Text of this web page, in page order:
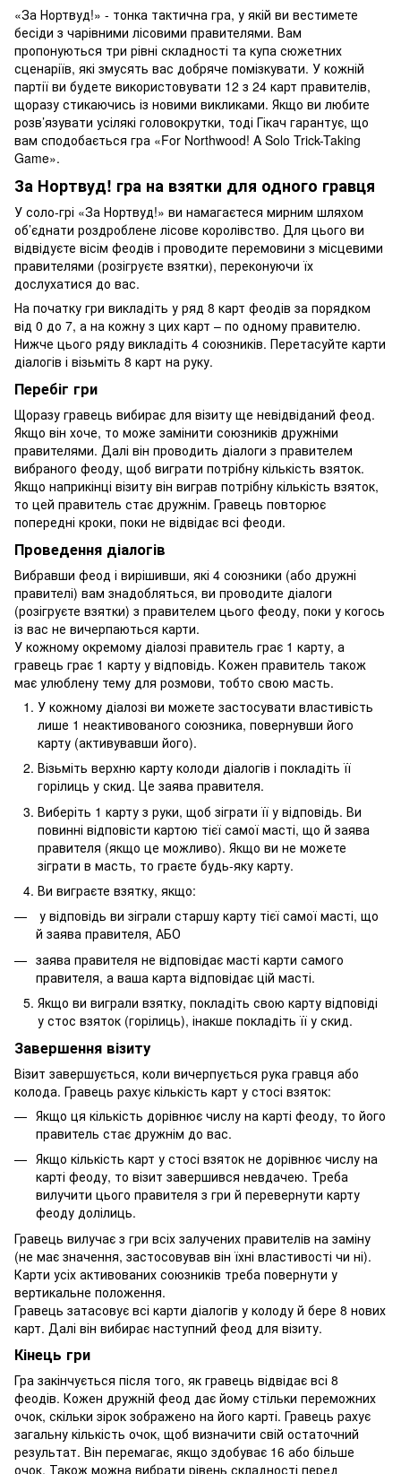
«За Нортвуд!» - тонка тактична гра, у якій ви вестимете
бесіди з чарівними лісовими правителями. Вам
пропонуються три рівні складності та купа сюжетних
сценаріїв, які змусять вас добряче помізкувати. У кожній
партії ви будете використовувати 12 з 24 карт правителів,
щоразу стикаючись із новими викликами. Якщо ви любите
розв’язувати усілякі головокрутки, тоді Гікач гарантує, що
вам сподобається гра «For Northwood! A Solo Trick-Taking
Game».
За Нортвуд! гра на взятки для одного гравця
У соло-грі «За Нортвуд!» ви намагаєтеся мирним шляхом
об’єднати роздроблене лісове королівство. Для цього ви
відвідуєте вісім феодів і проводите перемовини з місцевими
правителями (розігруєте взятки), переконуючи їх
дослухатися до вас.
На початку гри викладіть у ряд 8 карт феодів за порядком
від 0 до 7, а на кожну з цих карт – по одному правителю.
Нижче цього ряду викладіть 4 союзників. Перетасуйте карти
діалогів і візьміть 8 карт на руку.
Перебіг гри
Щоразу гравець вибирає для візиту ще невідвіданий феод.
Якщо він хоче, то може замінити союзників дружніми
правителями. Далі він проводить діалоги з правителем
вибраного феоду, щоб виграти потрібну кількість взяток.
Якщо наприкінці візиту він виграв потрібну кількість взяток,
то цей правитель стає дружнім. Гравець повторює
попередні кроки, поки не відвідає всі феоди.
Проведення діалогів
Вибравши феод і вирішивши, які 4 союзники (або дружні
правителі) вам знадобляться, ви проводите діалоги
(розігруєте взятки) з правителем цього феоду, поки у когось
із вас не вичерпаються карти.
У кожному окремому діалозі правитель грає 1 карту, а
гравець грає 1 карту у відповідь. Кожен правитель також
має улюблену тему для розмови, тобто свою масть.
У кожному діалозі ви можете застосувати властивість
лише 1 неактивованого союзника, повернувши його
карту (активувавши його).
Візьміть верхню карту колоди діалогів і покладіть її
горілиць у скид. Це заява правителя.
Виберіть 1 карту з руки, щоб зіграти її у відповідь. Ви
повинні відповісти картою тієї самої масті, що й заява
правителя (якщо це можливо). Якщо ви не можете
зіграти в масть, то граєте будь-яку карту.
Ви виграєте взятку, якщо:
у відповідь ви зіграли старшу карту тієї самої масті, що
й заява правителя, АБО
заява правителя не відповідає масті карти самого
правителя, а ваша карта відповідає цій масті.
Якщо ви виграли взятку, покладіть свою карту відповіді
у стос взяток (горілиць), інакше покладіть її у скид.
Завершення візиту
Візит завершується, коли вичерпується рука гравця або
колода. Гравець рахує кількість карт у стосі взяток:
Якщо ця кількість дорівнює числу на карті феоду, то його
правитель стає дружнім до вас.
Якщо кількість карт у стосі взяток не дорівнює числу на
карті феоду, то візит завершився невдачею. Треба
вилучити цього правителя з гри й перевернути карту
феоду долілиць.
Гравець вилучає з гри всіх залучених правителів на заміну
(не має значення, застосовував він їхні властивості чи ні).
Карти усіх активованих союзників треба повернути у
вертикальне положення.
Гравець затасовує всі карти діалогів у колоду й бере 8 нових
карт. Далі він вибирає наступний феод для візиту.
Кінець гри
Гра закінчується після того, як гравець відвідає всі 8
феодів. Кожен дружній феод дає йому стільки переможних
очок, скільки зірок зображено на його карті. Гравець рахує
загальну кількість очок, щоб визначити свій остаточний
результат. Він перемагає, якщо здобуває 16 або більше
очок. Також можна вибрати рівень складності перед